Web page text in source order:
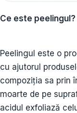
Ce este peelingul?
Peelingul este o
cu ajutorul
compoziția sa prin
moarte de pe
acidul exfoliază